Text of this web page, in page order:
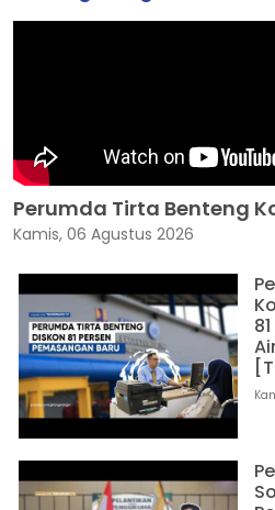
Perumda Tirta Benteng
Kamis, 06 Agustus 2026